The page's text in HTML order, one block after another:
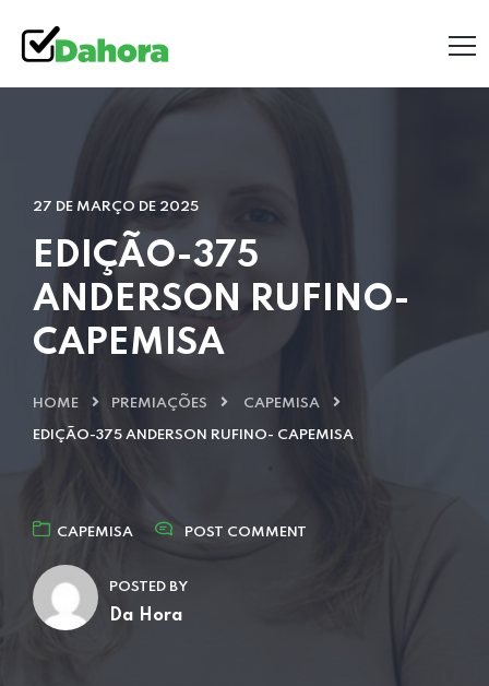
27 DE MARÇO DE 2025
EDIÇÃO-375
ANDERSON RUFINO-
CAPEMISA
HOME PREMIAÇÕES CAPEMISA
EDIÇÃO-375 ANDERSON RUFINO- CAPEMISA
CAPEMISA POST COMMENT
POSTED BY
Da Hora